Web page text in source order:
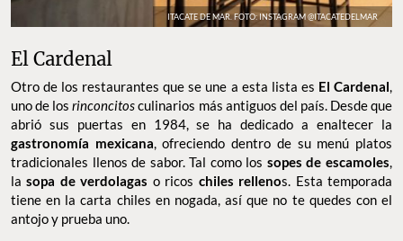
ITACATE DE MAR. FOTO: INSTAGRAM @ITACATEDELMAR
El Cardenal
Otro de los restaurantes que se une a esta lista es El Cardenal,
uno de losrinconcitosculinarios más antiguos del país. Desde que
abrió sus puertas en 1984, se ha dedicado a enaltecer la
gastronomía mexicana, ofreciendo dentro de su menú platos
tradicionales llenos de sabor. Tal como los sopes de escamoles,
lasopa de verdolagas o ricos chiles rellenos. Esta temporada
tiene en la carta chiles en nogada, así que no te quedes con el
antojo y prueba uno.